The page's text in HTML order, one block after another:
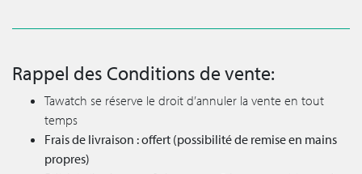
Rappel des Conditions de vente:
Tawatch se réserve le droit d’annuler la vente en tout
temps
Frais de livraison : offert (possibilité de remise en mains
propres)